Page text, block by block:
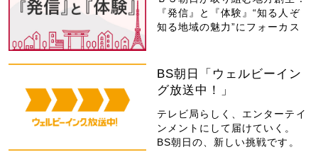
『発信』と『体験』“知る人ぞ
知る地域の魅力”にフォーカス
BS朝日「ウェルビーイン
グ放送中！」
テレビ局らしく、エンターテイ
ンメントにして届けていく。
BS朝日の、新しい挑戦です。